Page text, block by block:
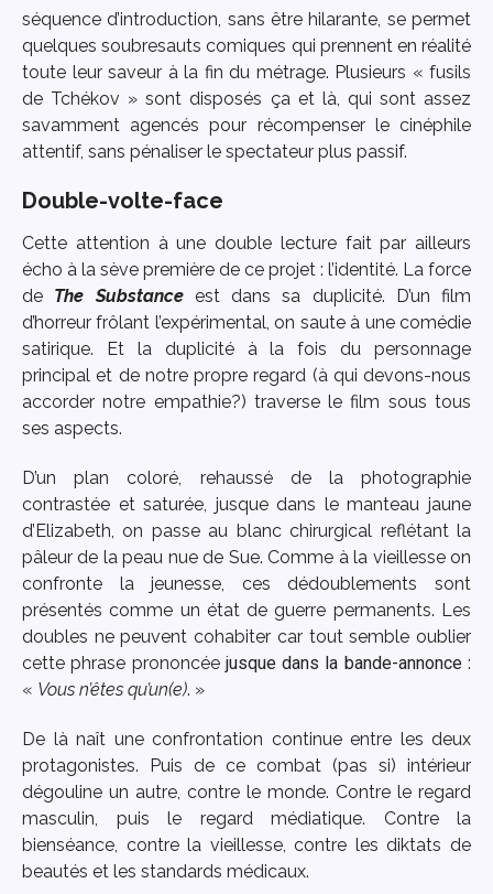
séquence d’introduction, sans être hilarante, se permet
quelques soubresauts comiques qui prennent en réalité
toute leur saveur à la fin du métrage. Plusieurs « fusils
de Tchékov » sont disposés ça et là, qui sont assez
savamment agencés pour récompenser le cinéphile
attentif, sans pénaliser le spectateur plus passif.
Double-volte-face
Cette attention à une double lecture fait par ailleurs
écho à la sève première de ce projet : l’identité. La force
de The Substanceest dans sa duplicité. D’un film
d’horreur frôlant l’expérimental, on saute à une comédie
satirique. Et la duplicité à la fois du personnage
principal et de notre propre regard (à qui devons-nous
accorder notre empathie?) traverse le film sous tous
ses aspects.
D’un plan coloré, rehaussé de la photographie
contrastée et saturée, jusque dans le manteau jaune
d’Elizabeth, on passe au blanc chirurgical reflétant la
pâleur de la peau nue de Sue. Comme à la vieillesse on
confronte la jeunesse, ces dédoublements sont
présentés comme un état de guerre permanents. Les
doubles ne peuvent cohabiter car tout semble oublier
cette phrase prononcée jusque dans la bande-annonce:
« Vous n’êtes qu’un(e). »
De là naît une confrontation continue entre les deux
protagonistes. Puis de ce combat (pas si) intérieur
dégouline un autre, contre le monde. Contre le regard
masculin, puis le regard médiatique. Contre la
bienséance, contre la vieillesse, contre les diktats de
beautés et les standards médicaux.